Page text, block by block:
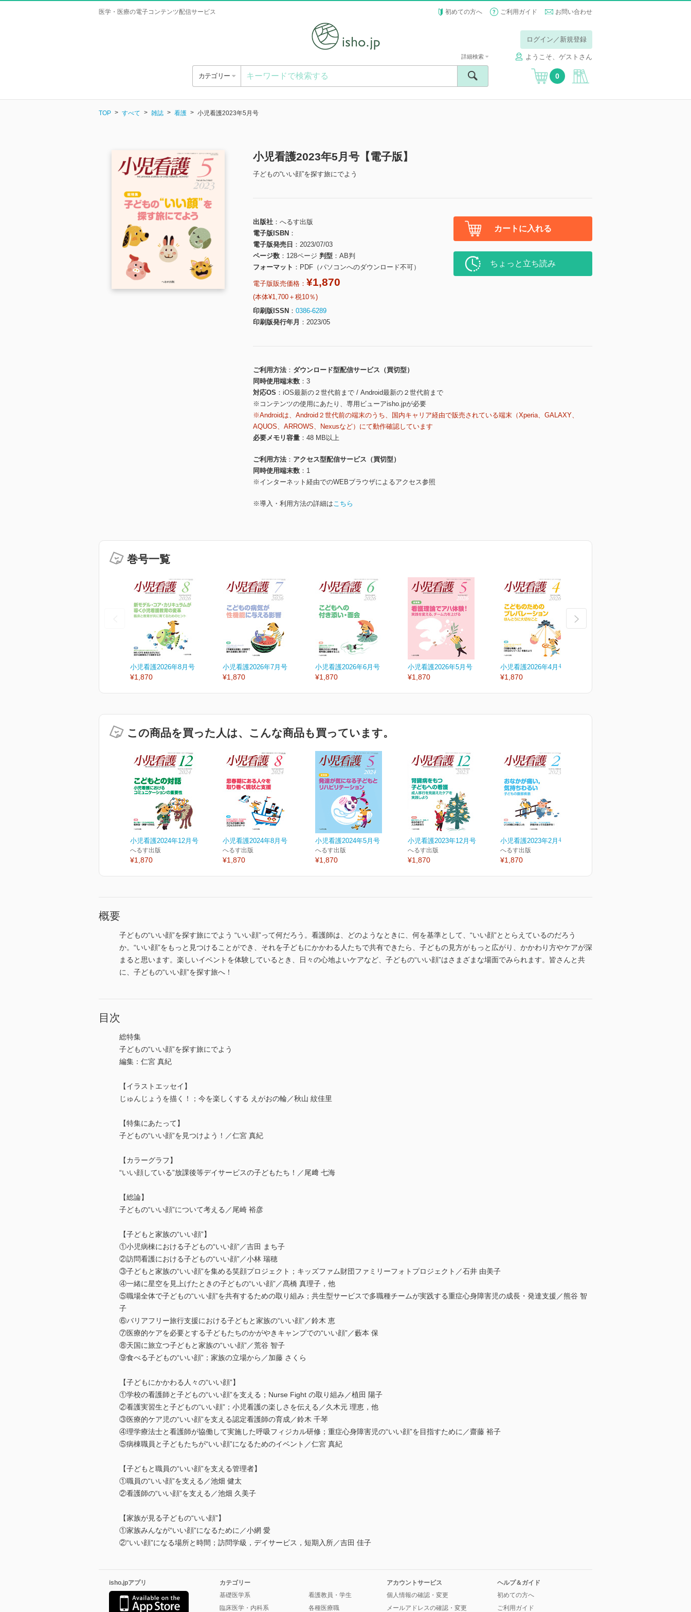
医学・医療の電子コンテンツ配信サービス 初めての方へ ご利用ガイド お問い合わせ
ログイン／新規登録
ようこそ、ゲストさん
カテゴリー
詳細検索
0
TOP すべて 雑誌 看護 小児看護2023年5月号
小児看護2023年5月号【電子版】
子どもの“いい顔”を探す旅にでよう
出版社
へるす出版
電子版ISBN
電子版発売日
2023/07/03
ページ数
128ページ 判型
AB判
フォーマット
PDF（パソコンへのダウンロード不可）
電子版販売価格： ¥1,870
(本体¥1,700＋税10％)
印刷版ISSN
0386-6289
印刷版発行年月
2023/05
カートに入れる
ちょっと立ち読み
ご利用方法
ダウンロード型配信サービス（買切型）
同時使用端末数
3
対応OS
iOS最新の２世代前まで / Android最新の２世代前まで
※コンテンツの使用にあたり、専用ビューアisho.jpが必要
※Androidは、Android２世代前の端末のうち、国内キャリア経由で販売されている端末（Xperia、GALAXY、
AQUOS、ARROWS、Nexusなど）にて動作確認しています
必要メモリ容量
48 MB以上
ご利用方法
アクセス型配信サービス（買切型）
同時使用端末数
1
※インターネット経由でのWEBブラウザによるアクセス参照
※導入・利用方法の詳細はこちら
巻号一覧
小児看護2026年8月号
¥1,870
小児看護2026年7月号
¥1,870
小児看護2026年6月号
¥1,870
小児看護2026年5月号
¥1,870
小児看護2026年4月号
¥1,870
この商品を買った人は、こんな商品も買っています。
小児看護2024年12月号
へるす出版
¥1,870
小児看護2024年8月号
へるす出版
¥1,870
小児看護2024年5月号
へるす出版
¥1,870
小児看護2023年12月号
へるす出版
¥1,870
小児看護2023年2月号
へるす出版
¥1,870
概要
子どもの“いい顔”を探す旅にでよう “いい顔”って何だろう。看護師は、どのようなときに、何を基準として、“いい顔”ととらえているのだろう
か。“いい顔”をもっと見つけることができ、それを子どもにかかわる人たちで共有できたら、子どもの見方がもっと広がり、かかわり方やケアが深
まると思います。楽しいイベントを体験しているとき、日々の心地よいケアなど、子どもの“いい顔”はさまざまな場面でみられます。皆さんと共
に、子どもの“いい顔”を探す旅へ！
目次
総特集
子どもの“いい顔”を探す旅にでよう
編集：仁宮 真紀
【イラストエッセイ】
じゅんじょうを描く！；今を楽しくする えがおの輪／秋山 紋佳里
【特集にあたって】
子どもの“いい顔”を見つけよう！／仁宮 真紀
【カラーグラフ】
“いい顔している”放課後等デイサービスの子どもたち！／尾﨑 七海
【総論】
子どもの“いい顔”について考える／尾崎 裕彦
【子どもと家族の“いい顔”】
①小児病棟における子どもの“いい顔”／吉田 まち子
②訪問看護における子どもの“いい顔”／小林 瑞穂
③子どもと家族の“いい顔”を集める笑顔プロジェクト；キッズファム財団ファミリーフォトプロジェクト／石井 由美子
④一緒に星空を見上げたときの子どもの“いい顔”／髙橋 真理子，他
⑤職場全体で子どもの“いい顔”を共有するための取り組み；共生型サービスで多職種チームが実践する重症心身障害児の成長・発達支援／熊谷 智
子
⑥バリアフリー旅行支援における子どもと家族の“いい顔”／鈴木 恵
⑦医療的ケアを必要とする子どもたちのかがやきキャンプでの“いい顔”／藪本 保
⑧天国に旅立つ子どもと家族の“いい顔”／荒谷 智子
⑨食べる子どもの“いい顔”；家族の立場から／加藤 さくら
【子どもにかかわる人々の“いい顔”】
①学校の看護師と子どもの“いい顔”を支える；Nurse Fight の取り組み／植田 陽子
②看護実習生と子どもの“いい顔”；小児看護の楽しさを伝える／久木元 理恵，他
③医療的ケア児の“いい顔”を支える認定看護師の育成／鈴木 千琴
④理学療法士と看護師が協働して実施した呼吸フィジカル研修；重症心身障害児の“いい顔”を目指すために／齋藤 裕子
⑤病棟職員と子どもたちが“いい顔”になるためのイベント／仁宮 真紀
【子どもと職員の“いい顔”を支える管理者】
①職員の“いい顔”を支える／池畑 健太
②看護師の“いい顔”を支える／池畑 久美子
【家族が見る子どもの“いい顔”】
①家族みんなが“いい顔”になるために／小網 愛
②“いい顔”になる場所と時間；訪問学級，デイサービス，短期入所／吉田 佳子
isho.jpアプリ
カテゴリー
基礎医学系
臨床医学・内科系
看護教員・学生
各種医療職
アカウントサービス
個人情報の確認・変更
メールアドレスの確認・変更
ヘルプ＆ガイド
初めての方へ
ご利用ガイド